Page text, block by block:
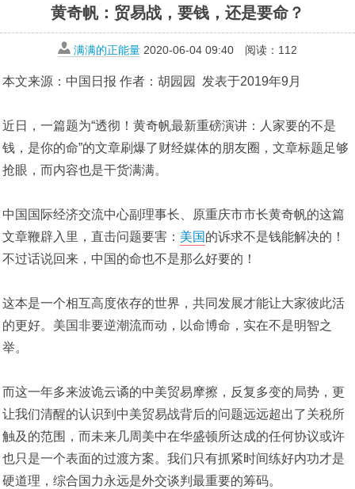
黄奇帆：贸易战，要钱，还是要命？
满满的正能量 2020-06-04 09:40 阅读： 112
本文来源：中国日报 作者：胡园园 发表于2019年9月
近日，一篇题为“透彻！黄奇帆最新重磅演讲：人家要的不是
钱，是你的命”的文章刷爆了财经媒体的朋友圈，文章标题足够
抢眼，而内容也是干货满满。
中国国际经济交流中心副理事长、原重庆市市长黄奇帆的这篇
文章鞭辟入里，直击问题要害： 美国的诉求不是钱能解决的！
不过话说回来，中国的命也不是那么好要的！
这本是一个相互高度依存的世界，共同发展才能让大家彼此活
的更好。美国非要逆潮流而动，以命博命，实在不是明智之
举。
而这一年多来波诡云谲的中美贸易摩擦，反复多变的局势，更
让我们清醒的认识到中美贸易战背后的问题远远超出了关税所
触及的范围，而未来几周美中在华盛顿所达成的任何协议或许
也只是一个表面的过渡方案。我们只有抓紧时间练好内功才是
硬道理，综合国力永远是外交谈判最重要的筹码。